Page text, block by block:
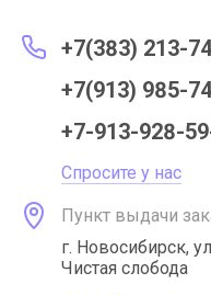
+7(383) 213-
+7(913) 985-
+7-913-928-
Спросите у нас
Пункт выдачи
г. Новосибирск,
Чистая слобода